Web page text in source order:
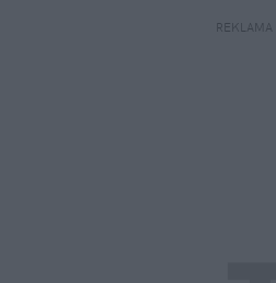
REKLAMA